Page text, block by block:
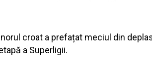
croat a prefațat meciul din
a Superligii.